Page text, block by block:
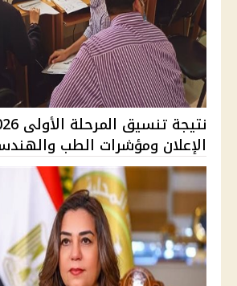
الإعلان ومؤشرات الطب